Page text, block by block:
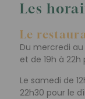
Les
Le
Du mercredi au
et de 19h à 22h
Le samedi de
22h30 pour le